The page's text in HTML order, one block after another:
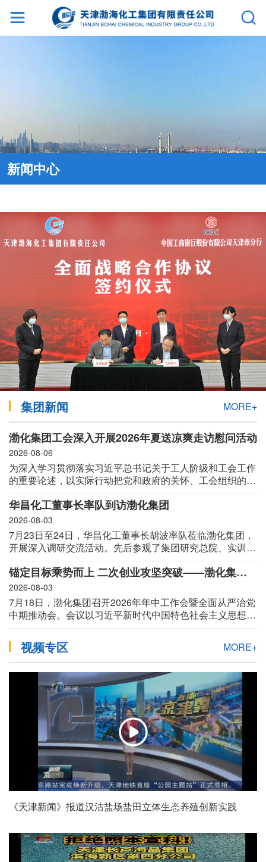
页
集
介
绍
中
心
集
团
党
企
态
产
品
与
务
职
新
新闻中心
集团新闻 MORE+
渤化集团工会深入开展2026年夏送凉爽走访慰问活动
2026-08-06
为深入学习贯彻落实习近平总书记关于工人阶级和工会工作
的重要论述，以实际行动把党和政府的关怀、工会组织的温
董事长王俊明，党委副书记、总经理张晔辉等领导班子成员
亲自带队，深入工厂、车间、班组、盐滩、工地等生产一线
开展“夏送凉爽”走访慰问活动。各级工会组织结合落实“我和
一线劳动者在一起”工作制度，推动此次工作落实落地。
华昌化工董事长率队到访渤化集团
2026-08-03
7月23日至24日，华昌化工董事长胡波率队莅临渤化集团，
开展深入调研交流活动。先后参观了集团研究总院、实训基
记、董事长王俊明，党委副书记、总经理张晔辉，党委副书
记、工会主席王星炜携相关领导及部门负责人进行热情接待
并开展座谈。
锚定目标乘势而上 二次创业攻坚突破——渤化集团召开2026年年中工作会暨全面从严治党中期推动会
2026-08-03
7月18日，渤化集团召开2026年年中工作会暨全面从严治党
中期推动会。会议以习近平新时代中国特色社会主义思想为
党建思想、习近平总书记视察天津重要讲话精神，全面落实
市委、市政府“十项行动”“三新”“三量”工作部署。会议系统总
结上半年经营发展成效，研判行业深度调整期的机遇与挑
战，部署下半年攻坚任务与“十五五”开局关键举措。集团党
委书记、董事长王俊明作总结讲话，党委副书记、总经理张
晔辉作经营工作报告，党委副书记、工会主席王星炜主持会
视频专区 MORE+
《天津新闻》报道汉沽盐场盐田立体生态养殖创新实践